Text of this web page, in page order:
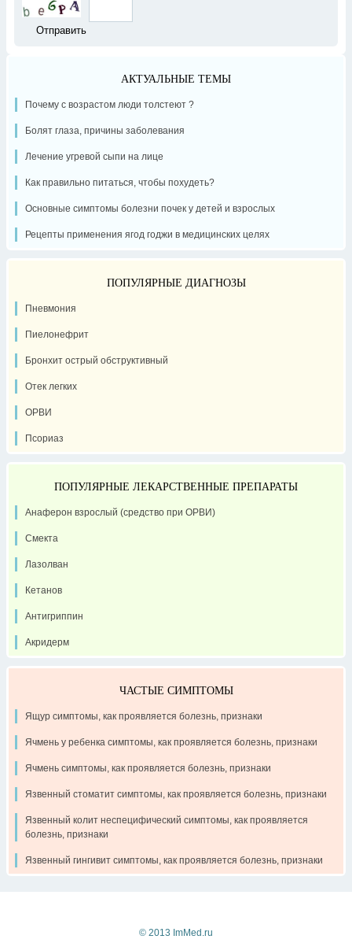
АКТУАЛЬНЫЕ ТЕМЫ
Почему с возрастом люди толстеют ?
Болят глаза, причины заболевания
Лечение угревой сыпи на лице
Как правильно питаться, чтобы похудеть?
Основные симптомы болезни почек у детей и взрослых
Рецепты применения ягод годжи в медицинских целях
ПОПУЛЯРНЫЕ ДИАГНОЗЫ
Пневмония
Пиелонефрит
Бронхит острый обструктивный
Отек легких
ОРВИ
Псориаз
ПОПУЛЯРНЫЕ ЛЕКАРСТВЕННЫЕ ПРЕПАРАТЫ
Анаферон взрослый (средство при ОРВИ)
Смекта
Лазолван
Кетанов
Антигриппин
Акридерм
ЧАСТЫЕ СИМПТОМЫ
Ящур симптомы, как проявляется болезнь, признаки
Ячмень у ребенка симптомы, как проявляется болезнь, признаки
Ячмень симптомы, как проявляется болезнь, признаки
Язвенный стоматит симптомы, как проявляется болезнь, признаки
Язвенный колит неспецифический симптомы, как проявляется
болезнь, признаки
Язвенный гингивит симптомы, как проявляется болезнь, признаки
© 2013 ImMed.ru